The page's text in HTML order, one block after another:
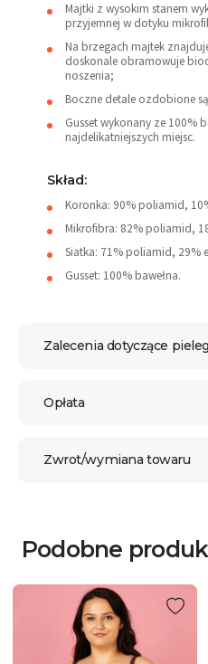
Majtki z wysokim stanem
przyjemnej w dotyku
Na brzegach majtek
doskonale obramowuje
noszenia;
Boczne detale ozdobione
Gusset wykonany ze 100%
najdelikatniejszych miejsc.
Skład:
Koronka: 90% poliamid,
Mikrofibra: 82% poliamid,
Siatka: 71% poliamid, 29%
Gusset: 100% bawełna.
Zalecenia dotyczące
Opłata
Zwrot/wymiana towaru
Podobne